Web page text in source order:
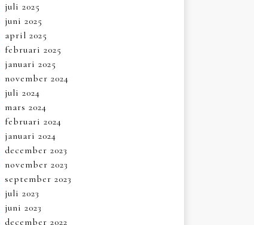
juli 2025
juni 2025
april 2025
februari 2025
januari 2025
november 2024
juli 2024
mars 2024
februari 2024
januari 2024
december 2023
november 2023
september 2023
juli 2023
juni 2023
december 2022